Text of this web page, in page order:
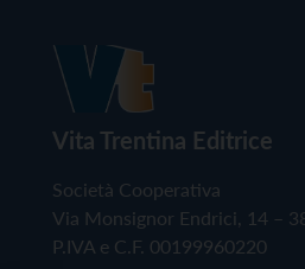
Vita Trentina Editrice
Società Cooperativa
Via Monsignor Endrici, 14 –
P.IVA e C.F. 00199960220